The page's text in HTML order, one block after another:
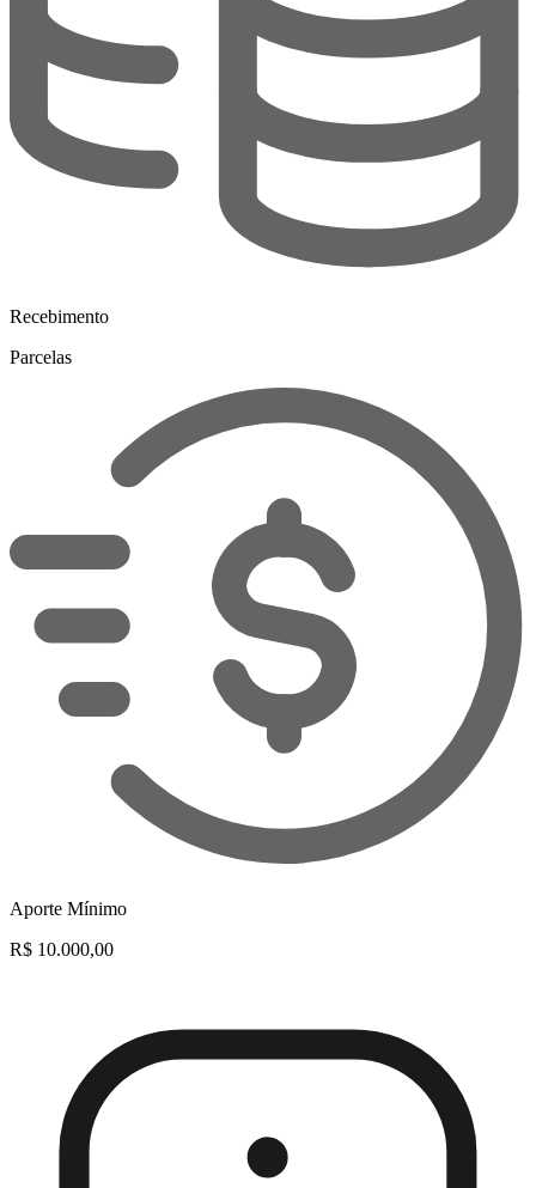
Recebimento
Parcelas
Aporte Mínimo
R$ 10.000,00